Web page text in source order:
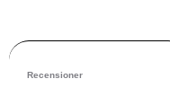
Recensioner